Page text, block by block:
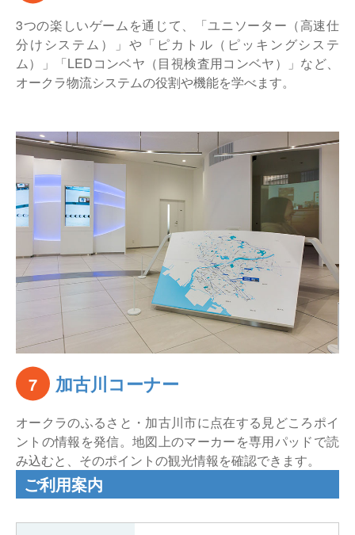
3つの楽しいゲームを通じて、「ユニソーター（高速仕
分けシステム）」や「ピカトル（ピッキングシステ
ム）」「LEDコンベヤ（目視検査用コンベヤ）」など、
オークラ物流システムの役割や機能を学べます。
7 加古川コーナー
オークラのふるさと・加古川市に点在する見どころポイ
ントの情報を発信。地図上のマーカーを専用パッドで読
み込むと、そのポイントの観光情報を確認できます。
ご利用案内